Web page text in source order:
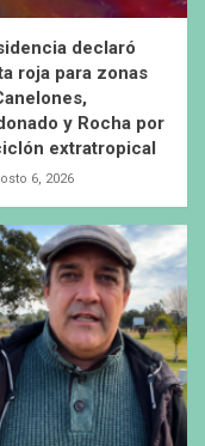
declaró
roja para zonas
y Rocha por
extratropical
6, 2026